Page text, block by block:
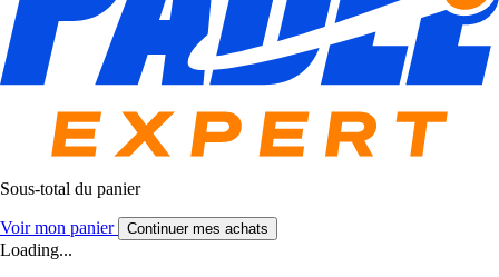
Sous-total du panier
Voir mon panier Continuer mes achats
Loading...